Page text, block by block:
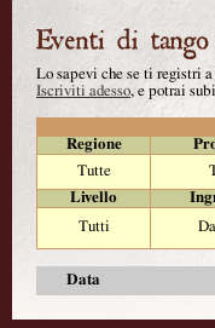
Lo sapevi che se ti registri
Iscriviti adesso, e potrai
Regione
Tutte
Livello
Tutti
Data